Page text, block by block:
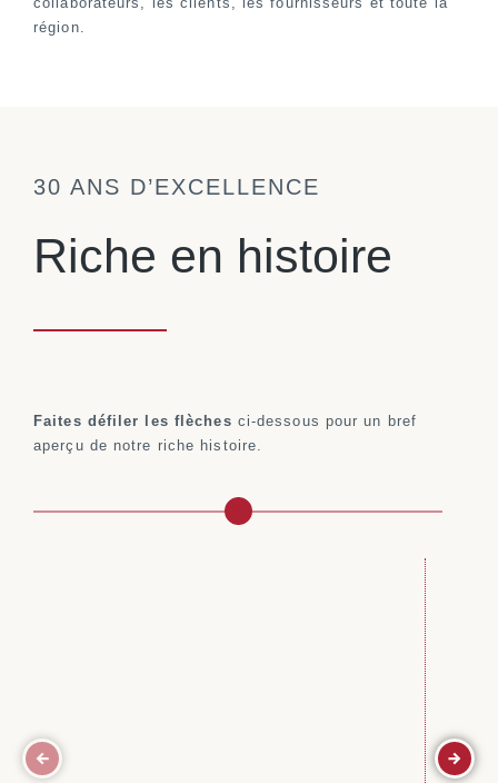
région.
30 ANS D’EXCELLENCE
Riche en histoire
Faites défiler les flèches ci-dessous pour un bref
aperçu de notre riche histoire.